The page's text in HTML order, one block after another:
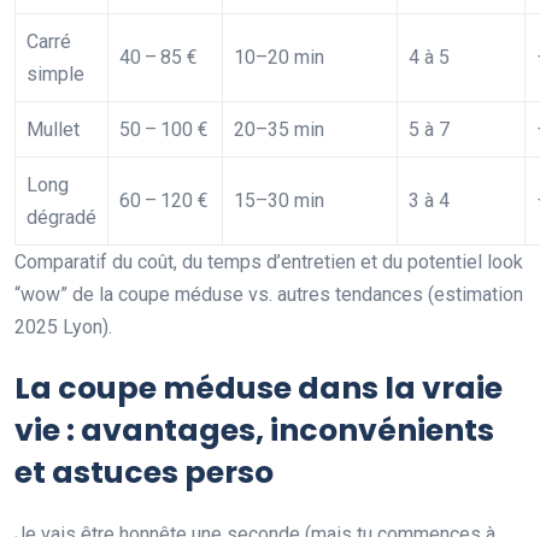
Carré
simple
40 – 85 € 10–20 min 4 à 5
Mullet 50 – 100 € 20–35 min 5 à 7
Long
dégradé
60 – 120 € 15–30 min 3 à 4
Comparatif du coût, du temps d’entretien et du potentiel look
“wow” de la coupe méduse vs. autres tendances (estimation
2025 Lyon).
La coupe méduse dans la vraie
vie : avantages, inconvénients
et astuces perso